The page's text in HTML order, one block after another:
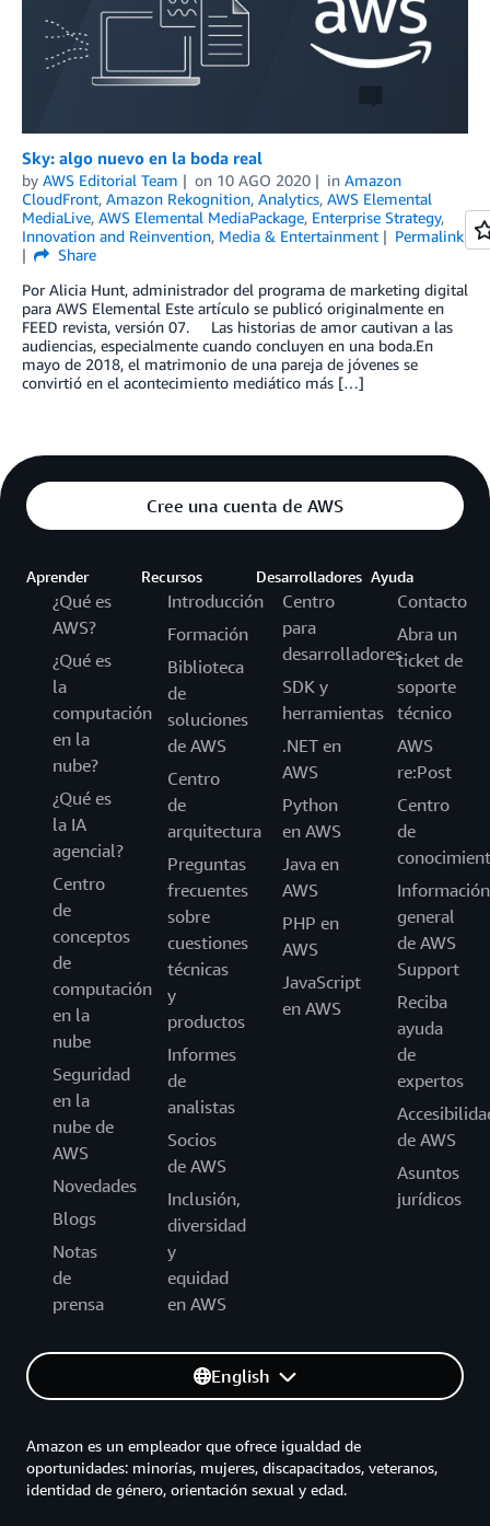
Sky: algo nuevo en la boda real
by AWS Editorial Team on 10 AGO 2020 in Amazon
CloudFront, Amazon Rekognition, Analytics, AWS Elemental
MediaLive, AWS Elemental MediaPackage, Enterprise Strategy,
Innovation and Reinvention, Media & Entertainment
Permalink
Share
Por Alicia Hunt, administrador del programa de marketing digital
para AWS Elemental Este artículo se publicó originalmente en
FEED revista, versión 07. Las historias de amor cautivan a las
audiencias, especialmente cuando concluyen en una boda.En
mayo de 2018, el matrimonio de una pareja de jóvenes se
convirtió en el acontecimiento mediático más […]
Cree una cuenta de AWS
Aprender
¿Qué es
AWS?
¿Qué es
la
computación
en la
nube?
¿Qué es
la IA
agencial?
Centro
de
conceptos
de
computación
en la
nube
Seguridad
en la
nube de
AWS
Novedades
Blogs
Notas
de
prensa
Recursos
Introducción
Formación
Biblioteca
de
soluciones
de AWS
Centro
de
arquitectura
Preguntas
frecuentes
sobre
cuestiones
técnicas
y
productos
Informes
de
analistas
Socios
de AWS
Inclusión,
diversidad
y
equidad
en AWS
Desarrolladores
Centro
para
desarrolladores
SDK y
herramientas
.NET en
AWS
Python
en AWS
Java en
AWS
PHP en
AWS
JavaScript
en AWS
Ayuda
Contacto
Abra un
ticket de
soporte
técnico
AWS
re:Post
Centro
de
Información
general
de AWS
Support
Reciba
ayuda
de
expertos
de AWS
Asuntos
jurídicos
English
Amazon es un empleador que ofrece igualdad de
oportunidades: minorías, mujeres, discapacitados, veteranos,
identidad de género, orientación sexual y edad.